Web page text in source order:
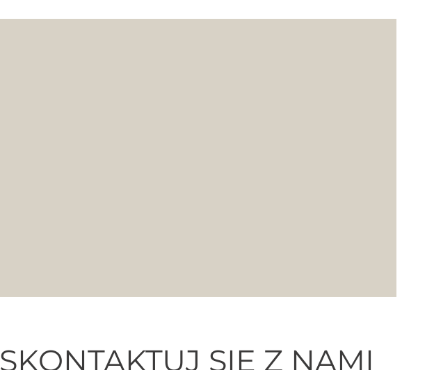
SKONTAKTUJ SIĘ Z NAMI